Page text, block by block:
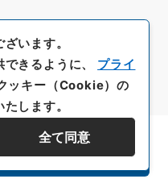
表示する
います。
きるように、 プライ
ッキー（Cookie）の
します。
全て同意